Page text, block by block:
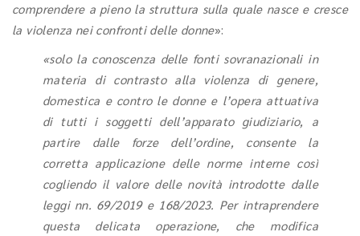
comprendere a pieno la struttura sulla quale nasce e cresce
la violenza nei confronti delle donne»:
«solo la conoscenza delle fonti sovranazionali in
materia di contrasto alla violenza di genere,
domestica e contro le donne e l’opera attuativa
di tutti i soggetti dell’apparato giudiziario, a
partire dalle forze dell’ordine, consente la
corretta applicazione delle norme interne così
cogliendo il valore delle novità introdotte dalle
leggi nn. 69/2019 e 168/2023. Per intraprendere
questa delicata operazione, che modifica